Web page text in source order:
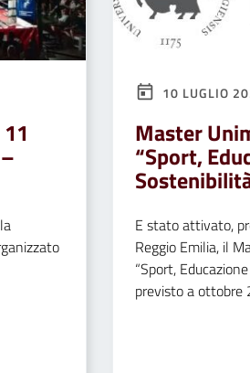
10 LUGLIO
Master
“Sport,
E stato attivato,
Reggio Emilia, il
“Sport,
previsto a ottobre